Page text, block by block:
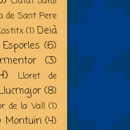
de Sant Pere
(1) Deià
Esporles (6)
(3)
Lloret de
(8)
de la Vall (1)
Montuïri (4)